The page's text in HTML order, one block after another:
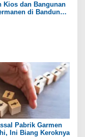
Kios dan Bangunan
di Bandung
Pabrik Garmen
Ini Biang Keroknya